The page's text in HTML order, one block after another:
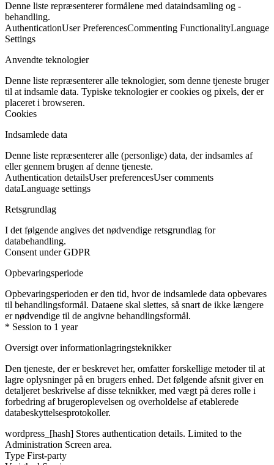
Denne liste repræsenterer formålene med dataindsamling og -
behandling.
AuthenticationUser PreferencesCommenting FunctionalityLanguage
Settings
Anvendte teknologier
Denne liste repræsenterer alle teknologier, som denne tjeneste bruger
til at indsamle data. Typiske teknologier er cookies og pixels, der er
placeret i browseren.
Cookies
Indsamlede data
Denne liste repræsenterer alle (personlige) data, der indsamles af
eller gennem brugen af denne tjeneste.
Authentication detailsUser preferencesUser comments
dataLanguage settings
Retsgrundlag
I det følgende angives det nødvendige retsgrundlag for
databehandling.
Consent under GDPR
Opbevaringsperiode
Opbevaringsperioden er den tid, hvor de indsamlede data opbevares
til behandlingsformål. Dataene skal slettes, så snart de ikke længere
er nødvendige til de angivne behandlingsformål.
* Session to 1 year
Oversigt over informationlagringsteknikker
Den tjeneste, der er beskrevet her, omfatter forskellige metoder til at
lagre oplysninger på en brugers enhed. Det følgende afsnit giver en
detaljeret beskrivelse af disse teknikker, med vægt på deres rolle i
forbedring af brugeroplevelsen og overholdelse af etablerede
databeskyttelsesprotokoller.
wordpress_[hash] Stores authentication details. Limited to the
Administration Screen area.
Type First-party